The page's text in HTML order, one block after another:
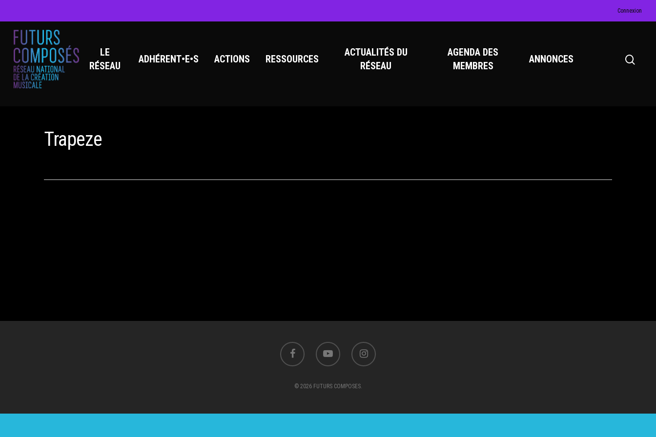
Connexion
LE
RÉSEAU
ADHÉRENT•E•S ACTIONS RESSOURCES
ACTUALITÉS DU
RÉSEAU
AGENDA DES
MEMBRES
ANNONCES
Trapeze
© 2026 FUTURS COMPOSES.